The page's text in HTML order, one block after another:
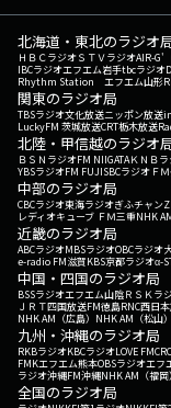
北海道・東北のラジオ
ＨＢＣラジオＳＴＶラジオAIR-G'
IBCラジオエフエム岩手tbcラジオ
Rhythm Station エフエム山形
関東のラジオ局
TBSラジオ文化放送ニッポン放送
LuckyFM 茨城放送CRT栃木放送
北陸・甲信越のラジオ
ＢＳＮラジオFM NIIGATAＫＮＢ
YBSラジオFM FUJISBCラジオ Ｆ
中部のラジオ局
CBCラジオ東海ラジオぎふチャン
レディオキューブ ＦＭ三重NHK
近畿のラジオ局
ABCラジオMBSラジオOBCラジオ
e-radio FM滋賀KBS京都ラジオα-
中国・四国のラジオ局
BSSラジオエフエム山陰ＲＳＫラ
ＪＲＴ四国放送FM徳島RNC西日
NHK AM（広島） NHK AM（松山）
九州・沖縄のラジオ局
RKBラジオKBCラジオLOVE FM
FMKエフエム熊本OBSラジオエフ
ラジオ沖縄FM沖縄NHK AM（福岡）
全国のラジオ局